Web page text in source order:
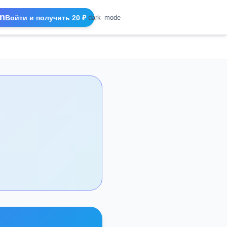
Войти и получить 20 ₽ dark_mode